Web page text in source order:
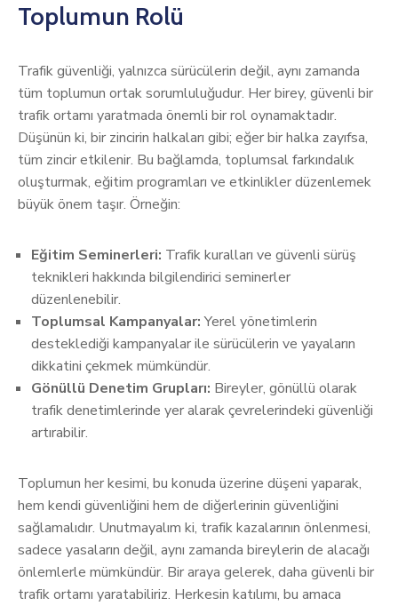
Toplumun Rolü
Trafik güvenliği, yalnızca sürücülerin değil, aynı zamanda
tüm toplumun ortak sorumluluğudur. Her birey, güvenli bir
trafik ortamı yaratmada önemli bir rol oynamaktadır.
Düşünün ki, bir zincirin halkaları gibi; eğer bir halka zayıfsa,
tüm zincir etkilenir. Bu bağlamda, toplumsal farkındalık
oluşturmak, eğitim programları ve etkinlikler düzenlemek
büyük önem taşır. Örneğin:
Eğitim Seminerleri: Trafik kuralları ve güvenli sürüş
teknikleri hakkında bilgilendirici seminerler
düzenlenebilir.
Toplumsal Kampanyalar:Yerel yönetimlerin
desteklediği kampanyalar ile sürücülerin ve yayaların
dikkatini çekmek mümkündür.
Gönüllü Denetim Grupları: Bireyler, gönüllü olarak
trafik denetimlerinde yer alarak çevrelerindeki güvenliği
artırabilir.
Toplumun her kesimi, bu konuda üzerine düşeni yaparak,
hem kendi güvenliğini hem de diğerlerinin güvenliğini
sağlamalıdır. Unutmayalım ki, trafik kazalarının önlenmesi,
sadece yasaların değil, aynı zamanda bireylerin de alacağı
önlemlerle mümkündür. Bir araya gelerek, daha güvenli bir
trafik ortamı yaratabiliriz. Herkesin katılımı, bu amaca